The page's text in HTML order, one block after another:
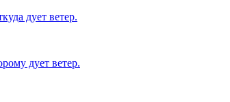
дует ветер.
дует ветер.